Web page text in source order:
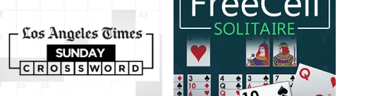
based online matchups
Spot the common theme
among sets of words in this
engaging word game